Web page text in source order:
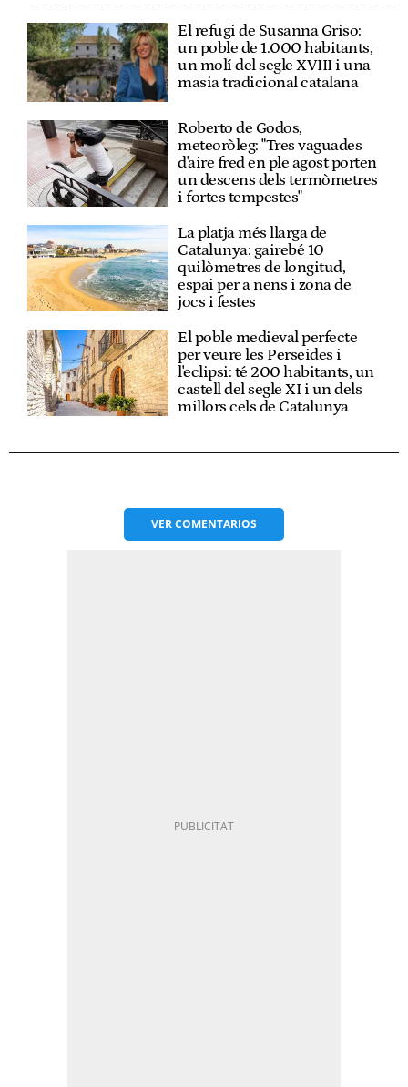
El refugi de Susanna Griso:
un poble de 1.000 habitants,
un molí del segle XVIII i una
masia tradicional catalana
Roberto de Godos,
meteoròleg: "Tres vaguades
d'aire fred en ple agost porten
un descens dels termòmetres
i fortes tempestes"
La platja més llarga de
Catalunya: gairebé 10
quilòmetres de longitud,
espai per a nens i zona de
jocs i festes
El poble medieval perfecte
per veure les Perseides i
l'eclipsi: té 200 habitants, un
castell del segle XI i un dels
millors cels de Catalunya
VERCOMENTARIOS